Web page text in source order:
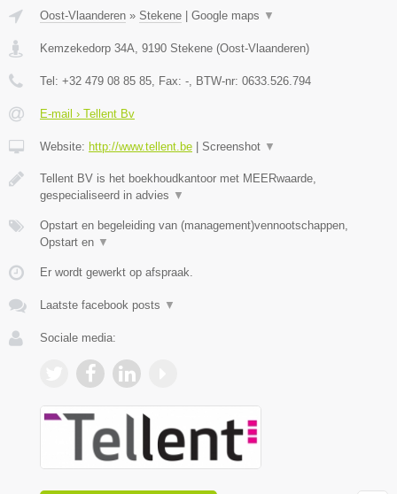
Oost-Vlaanderen » Stekene | Google maps ▼
Kemzekedorp 34A 9190 Stekene (Oost-Vlaanderen)
Tel: +32 479 08 85 85 , Fax: - , BTW-nr: 0633.526.794
E-mail › Tellent Bv
Website: http://www.tellent.be | Screenshot ▼
Tellent BV is het boekhoudkantoor met MEERwaarde,
gespecialiseerd in advies ▼
Opstart en begeleiding van (management)vennootschappen,
Opstart en ▼
Er wordt gewerkt op afspraak.
Laatste facebook posts ▼
Sociale media: